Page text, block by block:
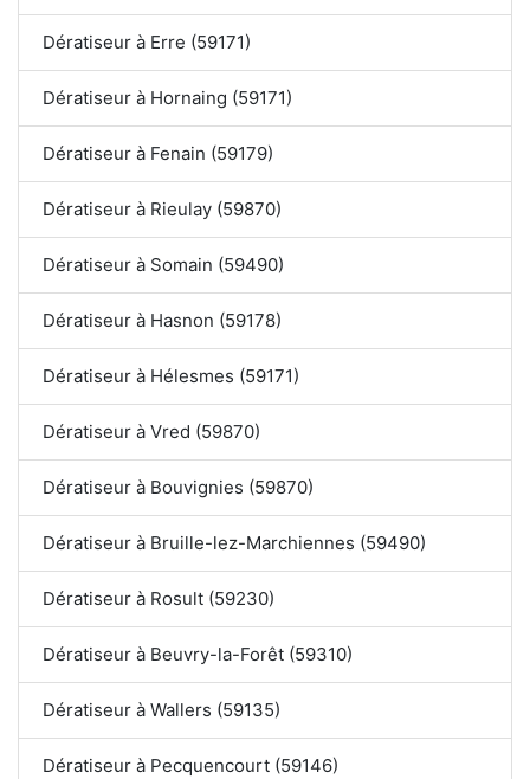
Dératiseur à Erre (59171)
Dératiseur à Hornaing (59171)
Dératiseur à Fenain (59179)
Dératiseur à Rieulay (59870)
Dératiseur à Somain (59490)
Dératiseur à Hasnon (59178)
Dératiseur à Hélesmes (59171)
Dératiseur à Vred (59870)
Dératiseur à Bouvignies (59870)
Dératiseur à Bruille-lez-Marchiennes (59490)
Dératiseur à Rosult (59230)
Dératiseur à Beuvry-la-Forêt (59310)
Dératiseur à Wallers (59135)
Dératiseur à Pecquencourt (59146)